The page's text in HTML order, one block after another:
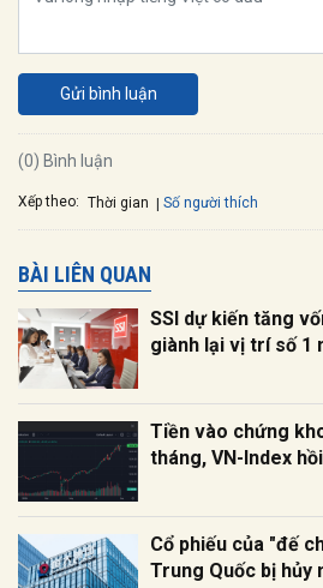
Gửi bình luận
(0) Bình luận
Xếp theo: Thời gian Số người thích
BÀI LIÊN QUAN
SSI dự kiến tăng
giành lại vị trí số 1
Tiền vào chứng
tháng, VN-Index
Cổ phiếu của "đế
Trung Quốc bị hủy